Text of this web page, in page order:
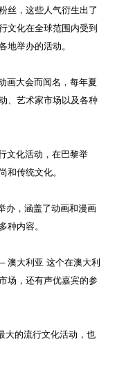
丝，这些人气衍生出了
文化在全球范围内受到
地举办的活动。
画大会而闻名，每年夏
、艺术家市场以及各种
文化活动，在巴黎举
和传统文化。
办，涵盖了动画和漫画
种内容。
澳大利亚 这个在澳大利
场，还有声优嘉宾的参
大的流行文化活动，也